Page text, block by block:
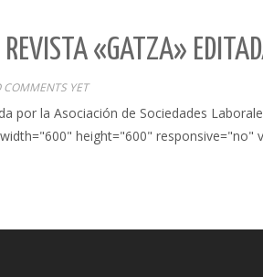
«GATZA»
COMMENTS YET
por la Asociación de Sociedades
height="600"